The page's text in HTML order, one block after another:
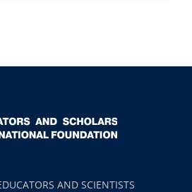
AND SCIENTISTS